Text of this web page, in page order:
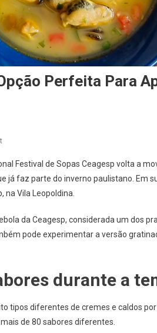
Perfeita Para
On
De
Sopas
Ceagesp
Opção
Perfeita
O
Frio
Festival de Sopas Ceagesp volta a
faz parte do inverno paulistano. Em
na Vila Leopoldina.
da Ceagesp, considerada um dos
pode experimentar a versão
durante a
tipos diferentes de cremes e caldos
de 80 sabores diferentes.